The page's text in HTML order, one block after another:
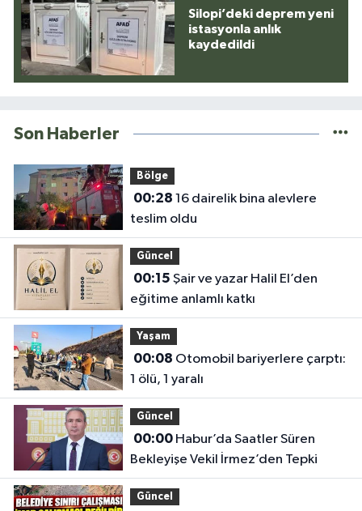
Silopi’deki deprem yeni
istasyonla anlık
kaydedildi
Son Haberler
Bölge
00:28
teslim oldu
Güncel
00:15
eğitime anlamlı katkı
Yaşam
00:08
1 ölü, 1 yaralı
Güncel
00:00Habur’da Saatler Süren
Bekleyişe Vekil İrmez’den Tepki
Güncel